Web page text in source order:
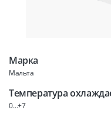
Марка
Мальта
Температура
0…+7